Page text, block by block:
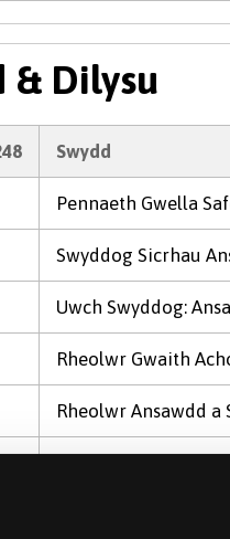
& Dilysu
Swydd
Pennaeth Gwella
Swyddog Sicrhau
Uwch Swyddog:
Rheolwr Gwaith
Rheolwr Ansawdd a